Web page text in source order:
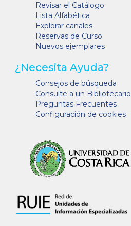
Revisar el Catálogo
Lista Alfabética
Explorar canales
Reservas de Curso
Nuevos ejemplares
¿Necesita Ayuda?
Consejos de búsqueda
Consulte a un Bibliotecario
Preguntas Frecuentes
Configuración de cookies